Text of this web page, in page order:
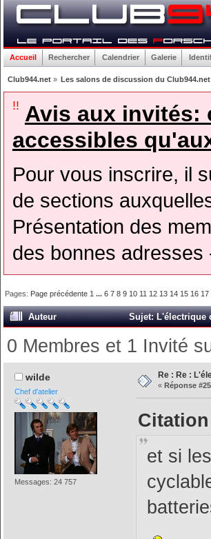
Accueil Rechercher Calendrier Galerie
Club944.net» Les salons de discussion du Club944.net
!! Avis aux invités:
accessibles
Pour vous inscrire, il
de sections
Présentation des
des bonnes
Pages: Page précédente 1 ...6 7 8 9 10 11 12 13 14 15 16 17
Auteur Sujet: L'électrique
0 Membres et 1 Invité
wilde
Chef d'atelier
Messages: 24 757
Re : Re :
« Réponse
Citation
et si